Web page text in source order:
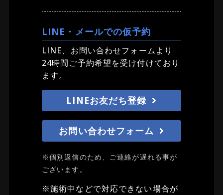
LINE・メールでの仮予約
LINE、お問い合わせフォームより
24時間ご予約希望を受け付けており
ます。
LINEお友だち登録
お問い合わせフォーム
※個別返信のため、ご連絡が遅れる事が
ございます。
※施術中などで対応できない場合が